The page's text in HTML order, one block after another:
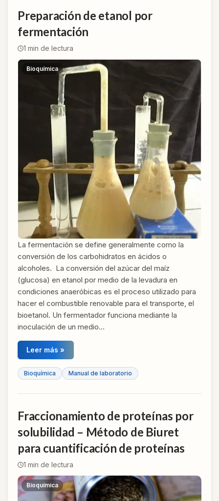
Preparación de etanol por
fermentación
1 min de lectura
Bioquímica
La fermentación se define generalmente como la
conversión de los carbohidratos en ácidos o
alcoholes. La conversión del azúcar del maíz
(glucosa) en etanol por medio de la levadura en
condiciones anaeróbicas es el proceso utilizado para
hacer el combustible renovable para el transporte, el
bioetanol. Un fermentador funciona mediante la
inoculación de un medio…
Leer más »
Bioquímica Manual de laboratorio
Fraccionamiento de proteínas por
solubilidad – Método de Biuret
para cuantificación de proteínas
1 min de lectura
Bioquímica